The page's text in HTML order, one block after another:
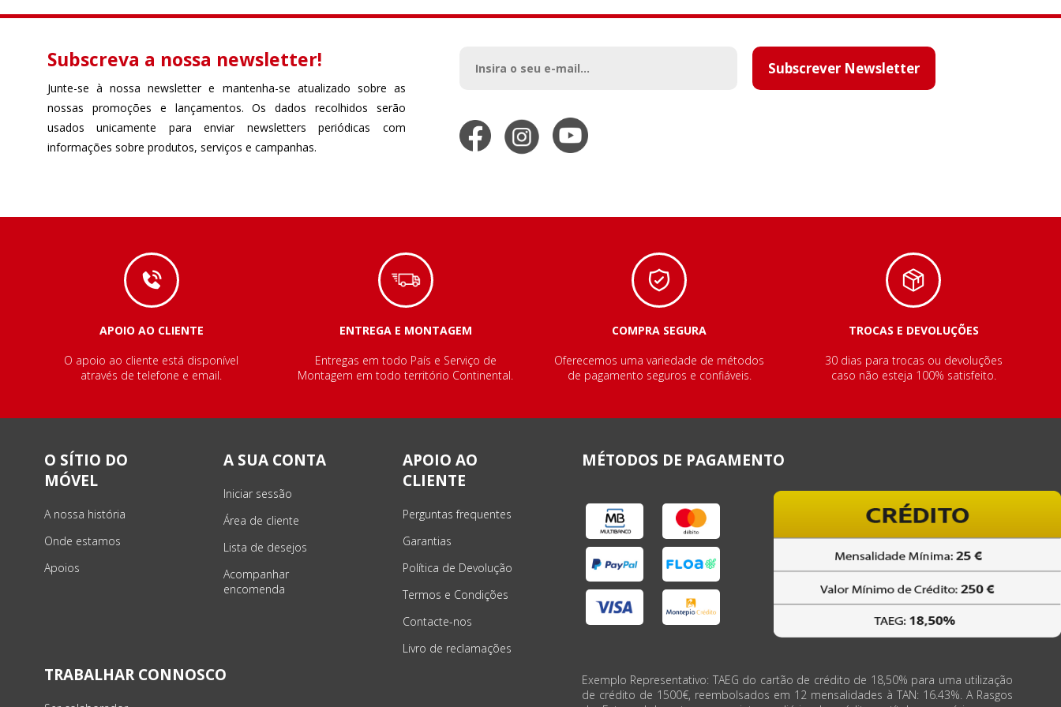
Subscreva a nossa newsletter!
Junte-se à nossa newsletter e mantenha-se atualizado sobre as
nossas promoções e lançamentos. Os dados recolhidos serão
usados unicamente para enviar newsletters periódicas com
informações sobre produtos, serviços e campanhas.
Subscrever Newsletter
APOIO AO CLIENTE ENTREGA E MONTAGEM COMPRA SEGURA
TROCAS E DEVOLUÇÕES
O apoio ao cliente está disponível
através de telefone e email.
Entregas em todo País e Serviço de
Montagem em todo território Continental.
Oferecemos uma variedade de métodos
de pagamento seguros e confiáveis.
30 dias para trocas ou devoluções
caso não esteja 100% satisfeito.
O SÍTIO DO
MÓVEL
A nossa história
Onde estamos
Apoios
A SUA CONTA
Iniciar sessão
Área de cliente
Lista de desejos
Acompanhar
encomenda
APOIO AO
CLIENTE
Perguntas frequentes
Garantias
Política de Devolução
Termos e Condições
Contacte-nos
Livro de reclamações
MÉTODOS DE PAGAMENTO
TRABALHAR CONNOSCO
Exemplo Representativo: TAEG do cartão de crédito de 18,50% para uma utilização
de crédito de 1500€, reembolsados em 12 mensalidades à TAN: 16.43%. A Rasgos